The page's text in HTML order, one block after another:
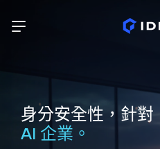
身分安全性，針對
AI 企業。